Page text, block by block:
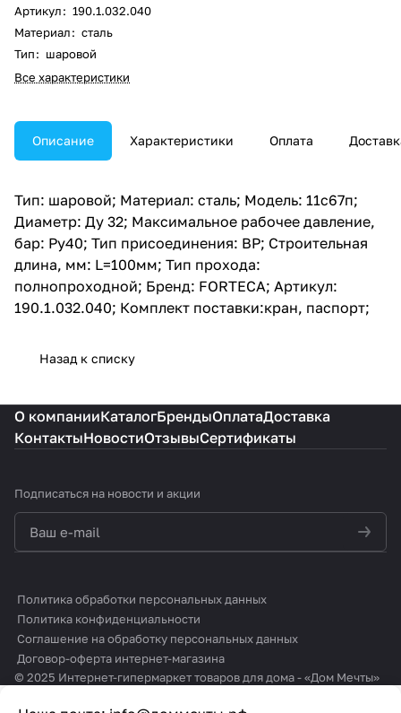
Артикул: 190.1.032.040
Материал: сталь
Тип: шаровой
Все характеристики
Описание Характеристики Оплата
Тип: шаровой; Материал: сталь; Модель: 11с67п;
Диаметр: Ду 32; Максимальное рабочее давление,
бар: Ру40; Тип присоединения: ВР; Строительная
длина, мм: L=100мм; Тип прохода:
полнопроходной; Бренд: FORTECA; Артикул:
190.1.032.040; Комплект поставки:кран, паспорт;
Назад к списку
О компанииКаталогБрендыОплатаДоставка
КонтактыНовостиОтзывыСертификаты
Подписаться на новости и акции
Политика обработки персональных данных
Политика конфиденциальности
Соглашение на обработку персональных данных
Договор-оферта интернет-магазина
© 2025 Интернет-гипермаркет товаров для дома - «Дом Мечты»